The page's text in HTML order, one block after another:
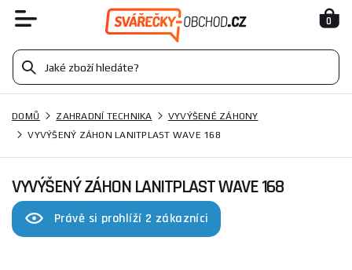
0
DOMŮ ZAHRADNÍ TECHNIKA
VYVÝŠENÉ ZÁHONY
VYVÝŠENÝ ZÁHON LANITPLAST WAVE 168
VYVÝŠENÝ ZÁHON LANITPLAST WAVE 168
Právě si prohlíží 2 zákazníci